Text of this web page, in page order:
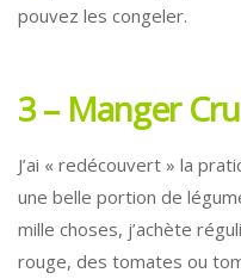
pouvez les congeler.
3 – Manger Cru
J’ai « redécouvert » la
une belle portion de
mille choses, j’achète
rouge, des tomates ou